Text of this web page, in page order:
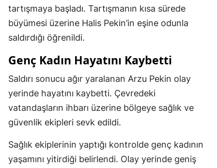
tartışmaya başladı. Tartışmanın kısa sürede
büyümesi üzerine Halis Pekin’in eşine odunla
saldırdığı öğrenildi.
Genç Kadın Hayatını Kaybetti
Saldırı sonucu ağır yaralanan Arzu Pekin olay
yerinde hayatını kaybetti. Çevredeki
vatandaşların ihbarı üzerine bölgeye sağlık ve
güvenlik ekipleri sevk edildi.
Sağlık ekiplerinin yaptığı kontrolde genç kadının
yaşamını yitirdiği belirlendi. Olay yerinde geniş